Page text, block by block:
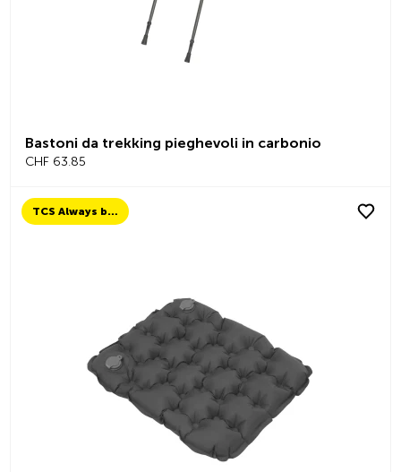
Bastoni da trekking pieghevoli in carbonio
CHF 63.85
TCS Always by my side